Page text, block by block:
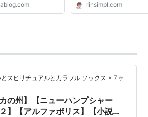
rinsimpl.com
スピリチュアルとカラフル ソックス • 7ヶ
の州】【ニューハンプシャー
】【アルファポリス】【小説家